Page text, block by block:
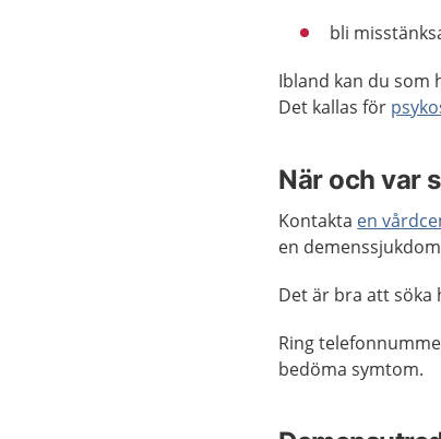
bli
Ibland kan du som
Det kallas för
När och var
Kontakta en
en
Det är bra att söka
Ring
bedöma symtom.